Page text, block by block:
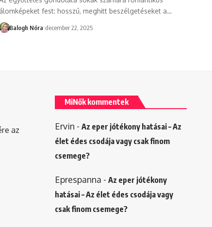
álomképeket fest: hosszú, meghitt beszélgetéseket a…
Balogh Nóra december 22, 2025
az
MiNők kommentek
Ervin - Az eper jótékony hatásai – Az
élet édes csodája vagy csak finom
csemege?
Eprespanna - Az eper jótékony
hatásai – Az élet édes csodája vagy
csak finom csemege?